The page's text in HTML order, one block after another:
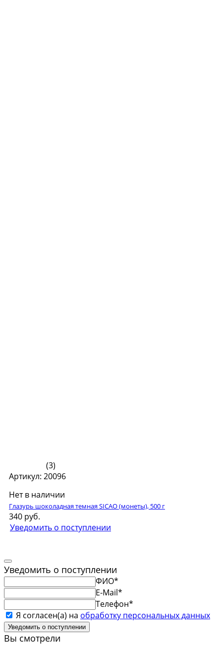
(3)
Артикул: 20096
Нет в наличии
Глазурь шоколадная темная SICAO (монеты), 500 г
340 руб.
Уведомить о поступлении
Уведомить о поступлении
ФИО*
E-Mail*
Телефон*
Я согласен(а) на обработку персональных данных
Уведомить о поступлении
Вы смотрели